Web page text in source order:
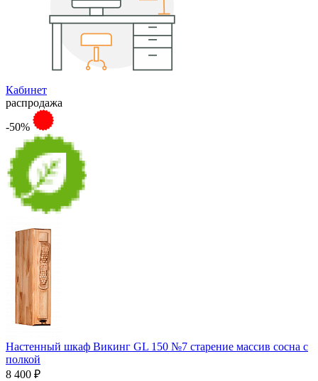
Кабинет
распродажа
-50%
Настенный шкаф Викинг GL 150 №7 старение массив сосна с
полкой
8 400 ₽